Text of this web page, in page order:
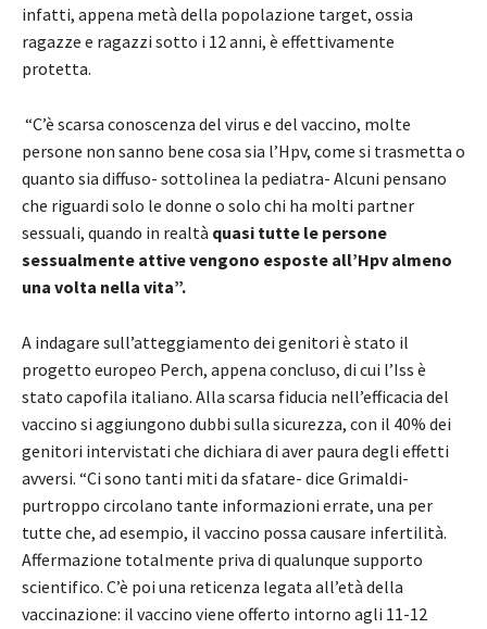
infatti, appena metà della popolazione target, ossia
ragazze e ragazzi sotto i 12 anni, è effettivamente
protetta.
“C’è scarsa conoscenza del virus e del vaccino, molte
persone non sanno bene cosa sia l’Hpv, come si trasmetta o
quanto sia diffuso- sottolinea la pediatra- Alcuni pensano
che riguardi solo le donne o solo chi ha molti partner
sessuali, quando in realtà quasi tutte le persone
sessualmente attive vengono esposte all’Hpv almeno
una volta nella vita”.
A indagare sull’atteggiamento dei genitori è stato il
progetto europeo Perch, appena concluso, di cui l’Iss è
stato capofila italiano. Alla scarsa fiducia nell’efficacia del
vaccino si aggiungono dubbi sulla sicurezza, con il 40% dei
genitori intervistati che dichiara di aver paura degli effetti
avversi. “Ci sono tanti miti da sfatare- dice Grimaldi-
purtroppo circolano tante informazioni errate, una per
tutte che, ad esempio, il vaccino possa causare infertilità.
Affermazione totalmente priva di qualunque supporto
scientifico. C’è poi una reticenza legata all’età della
vaccinazione: il vaccino viene offerto intorno agli 11-12